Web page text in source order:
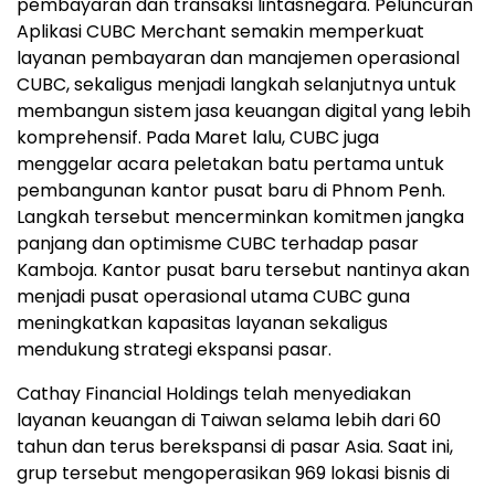
Aplikasi CUBC Merchant semakin memperkuat
layanan pembayaran dan manajemen operasional
CUBC, sekaligus menjadi langkah selanjutnya untuk
membangun sistem jasa keuangan digital yang lebih
komprehensif. Pada Maret lalu, CUBC juga
menggelar acara peletakan batu pertama untuk
pembangunan kantor pusat baru di Phnom Penh.
Langkah tersebut mencerminkan komitmen jangka
panjang dan optimisme CUBC terhadap pasar
Kamboja. Kantor pusat baru tersebut nantinya akan
menjadi pusat operasional utama CUBC guna
meningkatkan kapasitas layanan sekaligus
mendukung strategi ekspansi pasar.
Cathay Financial Holdings telah menyediakan
layanan keuangan di Taiwan selama lebih dari 60
tahun dan terus berekspansi di pasar Asia. Saat ini,
grup tersebut mengoperasikan 969 lokasi bisnis di